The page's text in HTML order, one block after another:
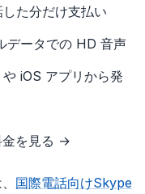
た分だけ支払い
データでの HD 音声
iOS アプリから発
金を見る →
国際電話向けSkype